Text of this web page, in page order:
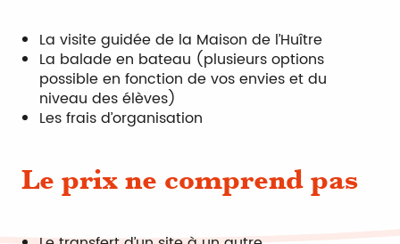
La visite guidée de la Maison de l’Huître
La balade en bateau (plusieurs options
possible en fonction de vos envies et du
niveau des élèves)
Les frais d’organisation
Le prix ne comprend pas